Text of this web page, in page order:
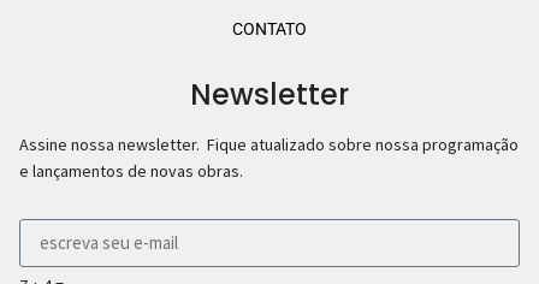
CONTATO
Newsletter
Assine nossa newsletter. Fique atualizado sobre nossa programação
e lançamentos de novas obras.